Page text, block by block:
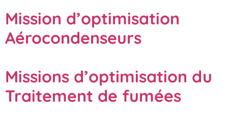
Mission d’optimisation
Aérocondenseurs
Missions d’optimisation du
Traitement de fumées